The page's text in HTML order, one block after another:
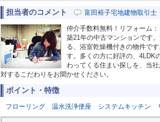
担当者のコメント 富田裕子宅地建物取引士
仲介手数料無料！リフォーム
築21年の中古マンションです
る、浴室乾燥機付きの物件で
す。多くの方に好評の、4LDK
わってくる住まい探しを、当
対するこだわりをお聞かせください。
ポイント・特徴
フローリング 温水洗浄便座 システムキッチン